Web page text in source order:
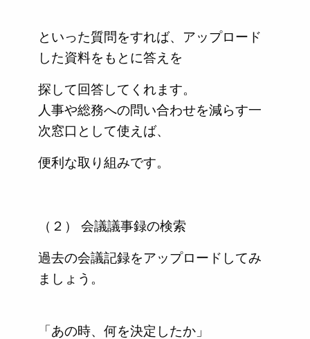
といった質問をすれば、アップロード
した資料をもとに答えを
探して回答してくれます。
人事や総務への問い合わせを減らす一
次窓口として使えば、
便利な取り組みです。
（２） 会議議事録の検索
過去の会議記録をアップロードしてみ
ましょう。
「あの時、何を決定したか」